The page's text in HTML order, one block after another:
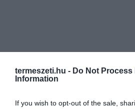
termeszeti.hu - Do Not Process
Information
If you wish to opt-out of the sale,